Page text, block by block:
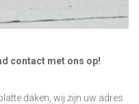
contact met ons op!
daken, wij zijn uw adres